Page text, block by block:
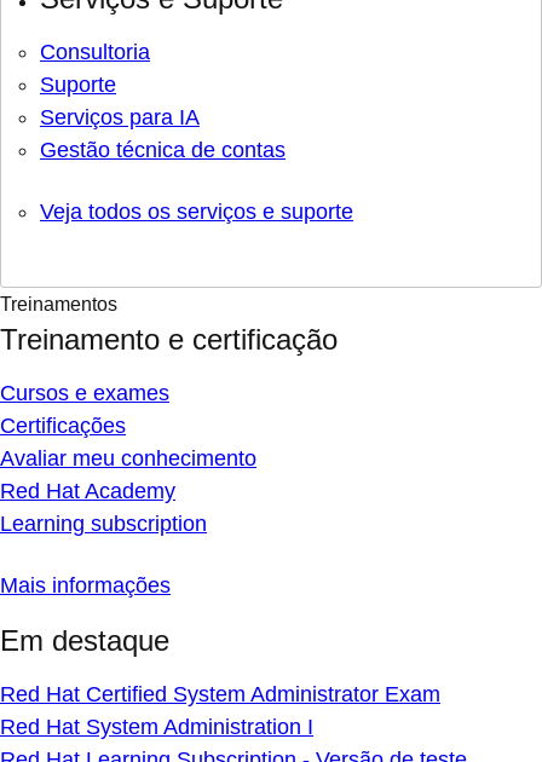
Consultoria
Suporte
Serviços para IA
Gestão técnica de contas
Veja todos os serviços e suporte
Treinamentos
Treinamento e certificação
Cursos e exames
Certificações
Avaliar meu conhecimento
Red Hat Academy
Learning subscription
Mais informações
Em destaque
Red Hat Certified System Administrator Exam
Red Hat System Administration I